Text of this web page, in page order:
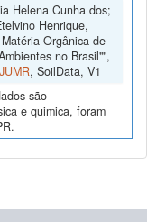
Helena Cunha dos;
Henrique,
Orgânica de
no Brasil"",
, SoilData, V1
são
e quimica, foram